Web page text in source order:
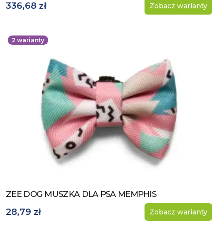
336,68 zł Zobacz warianty
2 warianty
Zobacz produkt
ZEE DOG MUSZKA DLA PSA MEMPHIS
28,79 zł Zobacz warianty